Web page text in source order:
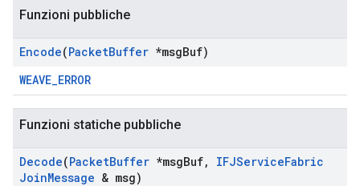
Funzioni pubbliche
Encode(PacketBuffer *msgBuf)
WEAVE_ERROR
Funzioni statiche pubbliche
Decode(PacketBuffer *msgBuf, IFJServiceFabric
JoinMessage & msg)